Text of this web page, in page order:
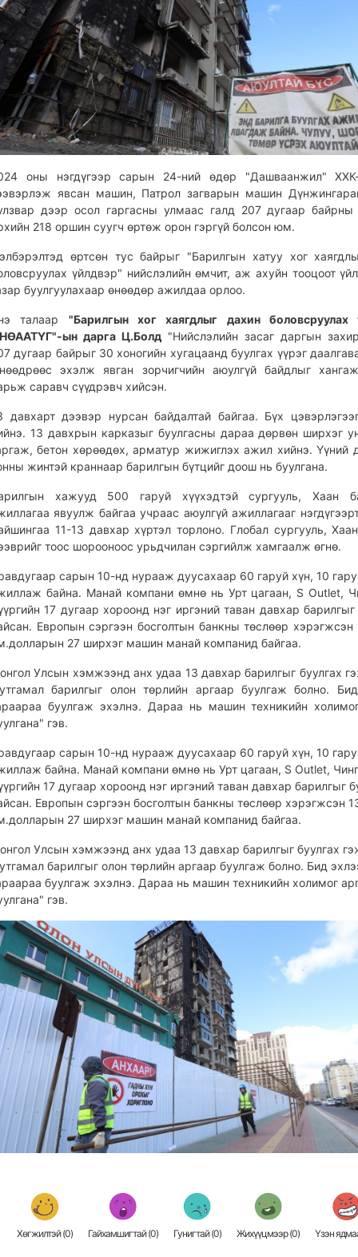
оны нэгдүгээр сарын 24-ний өдөр "Дашваанжил"
явсан машин, Патрол загварын машин
дээр осол гаргасны улмаас галд 207 дугаар байрны
218 оршин суугч өртөж орон гэргүй болсон юм.
өртсөн тус байрыг "Барилгын хатуу хог
үйлдвэр" нийслэлийн өмчит, аж ахуйн тооцоот
буулгуулахаар өнөөдөр ажилдаа орлоо.
талаар "Барилгын хог хаягдлыг дахин боловсруулах
ын дарга Ц.Болд "Нийслэлийн засаг даргын
дугаар байрыг 30 хоногийн хугацаанд буулгах үүрэг
эхэлж явган зорчигчийн аюулгүй байдлыг
саравч сүүдрэвч хийсэн.
давхарт дээвэр нурсан байдалтай байгаа. Бүх
13 давхрын карказыг буулгасны дараа дөрвөн ширхэг
бетон хөрөөдөх, арматур жижиглэх ажил хийнэ. Үүний
жинтэй краннаар барилгын бүтцийг доош нь буулгана.
хажууд 500 гаруй хүүхэдтэй сургууль, Хаан
явуулж байгаа учраас аюулгүй ажиллагааг
11-13 давхар хүртэл торлоно. Глобал сургууль,
тоос шорооноос урьдчилан сэргийлж хамгаалж өгнө.
сарын 10-нд нурааж дуусахаар 60 гаруй хүн, 10
байна. Манай компани өмнө нь Урт цагаан, S Outlet,
17 дугаар хороонд нэг иргэний таван давхар барилгыг
Европын сэргээн босголтын банкны төслөөр хэрэгжсэн
27 ширхэг машин манай компанид байгаа.
Улсын хэмжээнд анх удаа 13 давхар барилгыг буулгах
барилгыг олон төрлийн аргаар буулгаж болно.
буулгаж эхэлнэ. Дараа нь машин техникийн
гэв.
сарын 10-нд нурааж дуусахаар 60 гаруй хүн, 10
байна. Манай компани өмнө нь Урт цагаан, S Outlet,
17 дугаар хороонд нэг иргэний таван давхар барилгыг
Европын сэргээн босголтын банкны төслөөр хэрэгжсэн
27 ширхэг машин манай компанид байгаа.
Улсын хэмжээнд анх удаа 13 давхар барилгыг буулгах
барилгыг олон төрлийн аргаар буулгаж болно. Бид
буулгаж эхэлнэ. Дараа нь машин техникийн холимог
гэв.
Хөгжилтэй (0) Гайхамшигтай (0) Гунигтай (0) Жихүүцмээр (0) Үзэн